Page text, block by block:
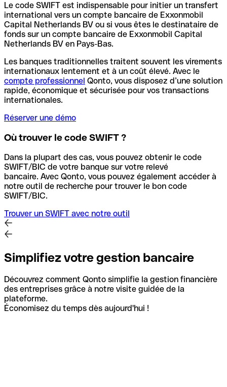
Le code SWIFT est indispensable pour initier un transfert
international vers un compte bancaire de Exxonmobil
Capital Netherlands BV ou si vous êtes le destinataire de
fonds sur un compte bancaire de Exxonmobil Capital
Netherlands BV en Pays-Bas.
Les banques traditionnelles traitent souvent les virements
internationaux lentement et à un coût élevé. Avec le
compte professionnel Qonto, vous disposez d’une solution
rapide, économique et sécurisée pour vos transactions
internationales.
Réserver une démo
Où trouver le code SWIFT ?
Dans la plupart des cas, vous pouvez obtenir le code
SWIFT/BIC de votre banque sur votre relevé
bancaire. Avec Qonto, vous pouvez également accéder à
notre outil de recherche pour trouver le bon code
SWIFT/BIC.
Trouver un SWIFT avec notre outil
Simplifiez votre gestion bancaire
Découvrez comment Qonto simplifie la gestion financière
des entreprises grâce à notre visite guidée de la
plateforme.
Économisez du temps dès aujourd'hui !